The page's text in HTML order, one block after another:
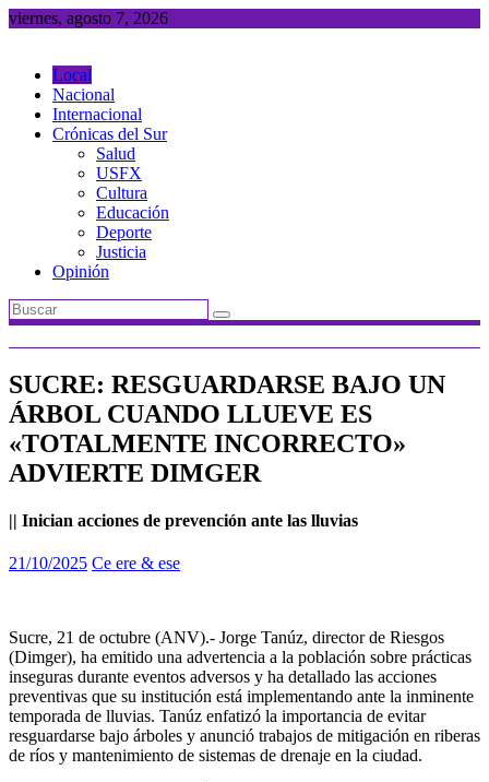
Saltar
viernes, agosto 7, 2026
Local
Nacional
Internacional
Crónicas del Sur
Salud
USFX
Cultura
Educación
Deporte
Justicia
Opinión
SUCRE: RESGUARDARSE BAJO UN
ÁRBOL CUANDO LLUEVE ES
«TOTALMENTE INCORRECTO»
ADVIERTE DIMGER
|| Inician acciones de prevención ante las lluvias
21/10/2025 Ce ere & ese
Sucre, 21 de octubre (ANV).- Jorge Tanúz, director de Riesgos
(Dimger), ha emitido una advertencia a la población sobre prácticas
inseguras durante eventos adversos y ha detallado las acciones
preventivas que su institución está implementando ante la inminente
temporada de lluvias. Tanúz enfatizó la importancia de evitar
resguardarse bajo árboles y anunció trabajos de mitigación en riberas
de ríos y mantenimiento de sistemas de drenaje en la ciudad.